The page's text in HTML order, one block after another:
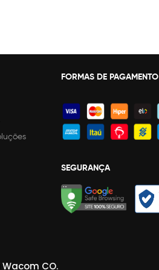
FORMAS DE PAGAMENTO
SEGURANÇA
CO.